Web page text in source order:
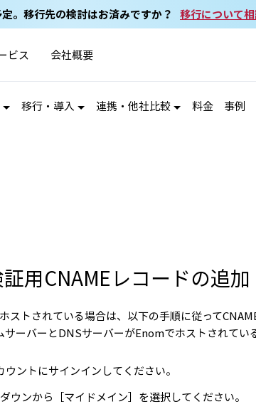
。移行先の検討はお済みですか？ 移行について
ビス 会社概要
移行・導入 連携・他社比較 料金 事例
用CNAMEレコードの追加
ストされている場合は、以下の手順に従って
ーバーとDNSサーバーがEnomでホストされてい
ウントにサインインしてください。
ウンから［マイドメイン］を選択してください。